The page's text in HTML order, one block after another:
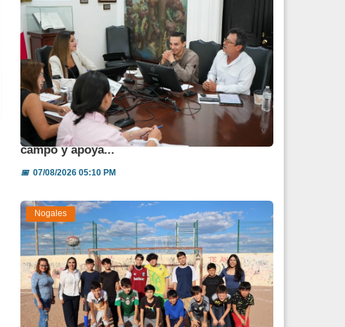
Destina Sonora 850 mdp para fortalecer al
campo y apoya...
📅07/08/2026 05:10 PM
Nogales